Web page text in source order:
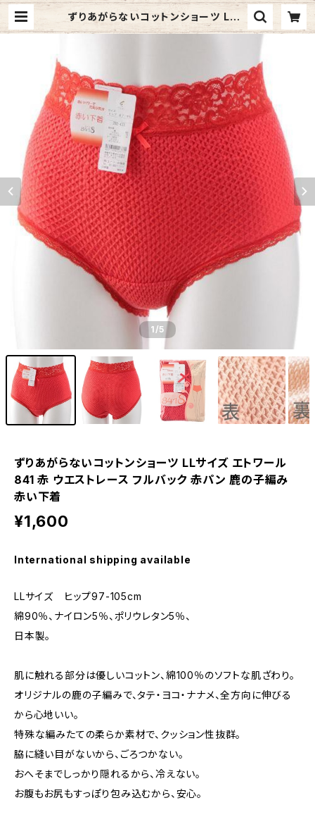
ずりあがらないコットンショーツ LLサ
イズ エトワール841 赤 ウエストレー
1 /5
ずりあがらないコットンショーツ LLサイズ エトワール
841 赤 ウエストレース フルバック 赤パン 鹿の子編み
赤い下着
¥1,600
International shipping available
LLサイズ ヒップ97-105cm
綿90％、ナイロン5％、ポリウレタン5％、
日本製。
肌に触れる部分は優しいコットン、綿100％のソフトな肌ざわり。
オリジナルの鹿の子編みで、タテ・ヨコ・ナナメ、全方向に伸びる
から心地いい。
特殊な編みたての柔らか素材で、クッション性抜群。
脇に縫い目がないから、ごろつかない。
おへそまでしっかり隠れるから、冷えない。
お腹もお尻もすっぽり包み込むから、安心。